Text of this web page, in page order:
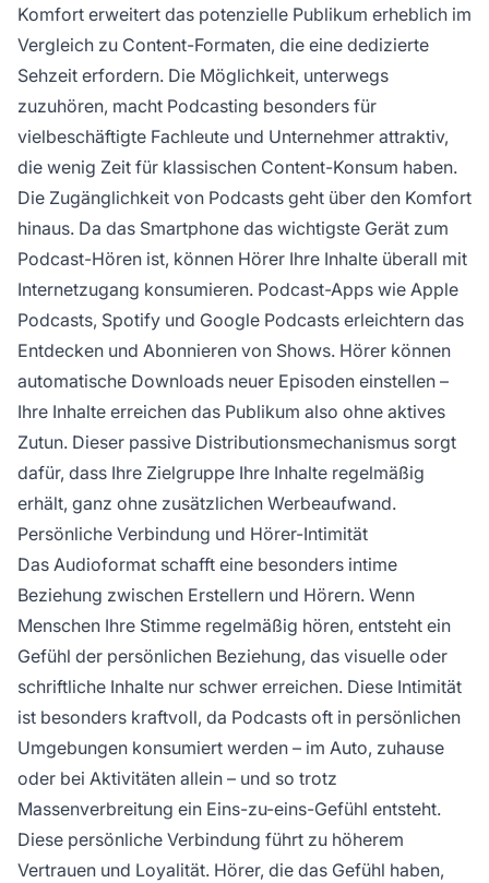
Komfort erweitert das potenzielle Publikum erheblich im
Vergleich zu Content-Formaten, die eine dedizierte
Sehzeit erfordern. Die Möglichkeit, unterwegs
zuzuhören, macht Podcasting besonders für
vielbeschäftigte Fachleute und Unternehmer attraktiv,
die wenig Zeit für klassischen Content-Konsum haben.
Die Zugänglichkeit von Podcasts geht über den Komfort
hinaus. Da das Smartphone das wichtigste Gerät zum
Podcast-Hören ist, können Hörer Ihre Inhalte überall mit
Internetzugang konsumieren. Podcast-Apps wie Apple
Podcasts, Spotify und Google Podcasts erleichtern das
Entdecken und Abonnieren von Shows. Hörer können
automatische Downloads neuer Episoden einstellen –
Ihre Inhalte erreichen das Publikum also ohne aktives
Zutun. Dieser passive Distributionsmechanismus sorgt
dafür, dass Ihre Zielgruppe Ihre Inhalte regelmäßig
erhält, ganz ohne zusätzlichen Werbeaufwand.
Persönliche Verbindung und Hörer-Intimität
Das Audioformat schafft eine besonders intime
Beziehung zwischen Erstellern und Hörern. Wenn
Menschen Ihre Stimme regelmäßig hören, entsteht ein
Gefühl der persönlichen Beziehung, das visuelle oder
schriftliche Inhalte nur schwer erreichen. Diese Intimität
ist besonders kraftvoll, da Podcasts oft in persönlichen
Umgebungen konsumiert werden – im Auto, zuhause
oder bei Aktivitäten allein – und so trotz
Massenverbreitung ein Eins-zu-eins-Gefühl entsteht.
Diese persönliche Verbindung führt zu höherem
Vertrauen und Loyalität. Hörer, die das Gefühl haben,